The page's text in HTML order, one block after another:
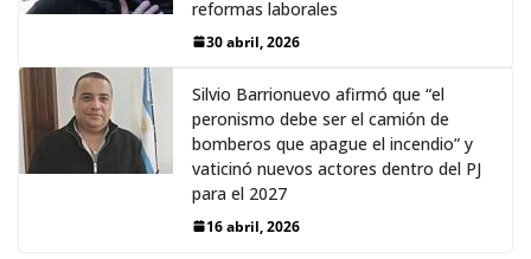
reformas laborales
30 abril, 2026
Silvio Barrionuevo afirmó que “el
peronismo debe ser el camión de
bomberos que apague el incendio” y
vaticinó nuevos actores dentro del PJ
para el 2027
16 abril, 2026